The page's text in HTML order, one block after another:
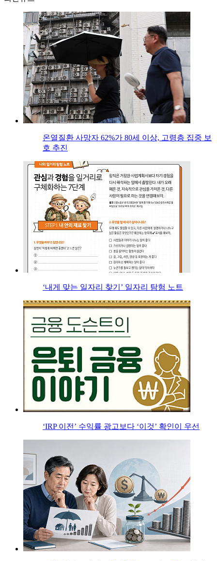
온열질환 사망자 62%가 80세 이상, 고령층 집중 보
호 추진
‘내게 맞는 일자리 찾기’ 일자리 탐험 노트
‘IRP 이전’ 수익률 광고보다 ‘이것’ 확인이 우선